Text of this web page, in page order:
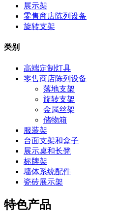
展示架
零售商店陈列设备
旋转支架
类别
高端定制灯具
零售商店陈列设备
落地支架
旋转支架
金属丝架
储物箱
服装架
台面支架和盒子
展示桌和长凳
标牌架
墙体系统配件
瓷砖展示架
特色产品